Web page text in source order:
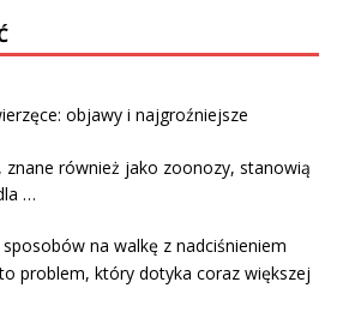
objawy i najgroźniejsze
znane również jako zoonozy, stanowią
…
na walkę z nadciśnieniem
problem, który dotyka coraz większej